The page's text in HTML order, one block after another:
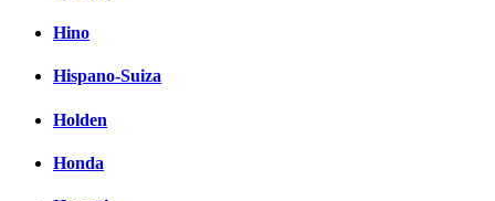
Hino
Hispano-Suiza
Holden
Honda